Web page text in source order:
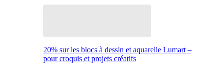
20% sur les blocs à dessin et aquarelle Lumart –
pour croquis et projets créatifs